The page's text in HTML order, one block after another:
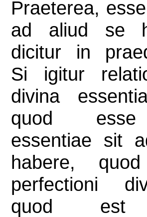
Praeterea,
ad aliud se
dicitur in
Si igitur
divina
quod
essentiae sit
habere,
perfectioni
quod est